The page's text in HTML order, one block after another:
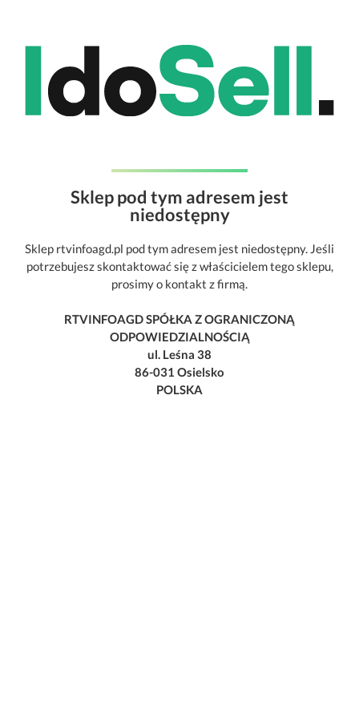
Sklep pod tym adresem jest
niedostępny
Sklep rtvinfoagd.pl pod tym adresem jest niedostępny. Jeśli
potrzebujesz skontaktować się z właścicielem tego sklepu,
prosimy o kontakt z firmą.
RTVINFOAGD SPÓŁKA Z OGRANICZONĄ
ODPOWIEDZIALNOŚCIĄ
ul. Leśna 38
86-031 Osielsko
POLSKA